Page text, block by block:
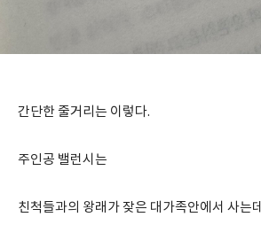
간단한 줄거리는 이렇다.
주인공 밸런시는
친척들과의 왕래가 잦은 대가족안에서 사는데